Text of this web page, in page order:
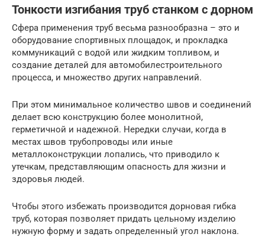
Тонкости изгибания труб станком с дорном
Сфера применения труб весьма разнообразна – это и
оборудование спортивных площадок, и прокладка
коммуникаций с водой или жидким топливом, и
создание деталей для автомобилестроительного
процесса, и множество других направлений.
При этом минимальное количество швов и соединений
делает всю конструкцию более монолитной,
герметичной и надежной. Нередки случаи, когда в
местах швов трубопроводы или иные
металлоконструкции лопались, что приводило к
утечкам, представляющим опасность для жизни и
здоровья людей.
Чтобы этого избежать производится дорновая гибка
труб, которая позволяет придать цельному изделию
нужную форму и задать определенный угол наклона.